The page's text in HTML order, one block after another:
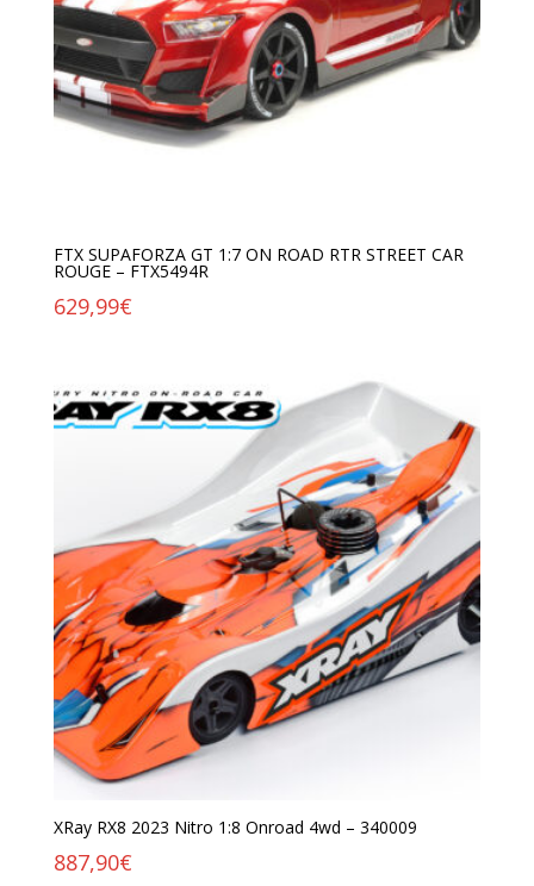
FTX SUPAFORZA GT 1:7 ON ROAD RTR STREET CAR
ROUGE – FTX5494R
629,99€
XRay RX8 2023 Nitro 1:8 Onroad 4wd – 340009
887,90€